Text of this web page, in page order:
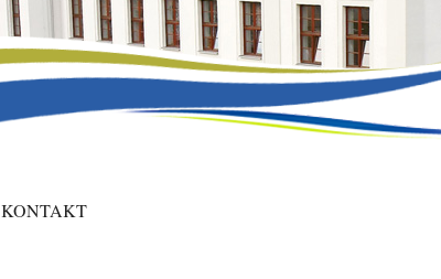
KONTAKT